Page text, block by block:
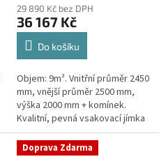
29 890 Kč bez DPH
36 167 Kč
Do košíku
Objem: 9m³. Vnitřní průměr 2450
mm, vnější průměr 2500 mm,
výška 2000 mm + komínek.
Kvalitní, pevná vsakovací jímka
(nádrž) bez potřeby
obetonování Průměr přítoku a
odtoku +...
Doprava Zdarma